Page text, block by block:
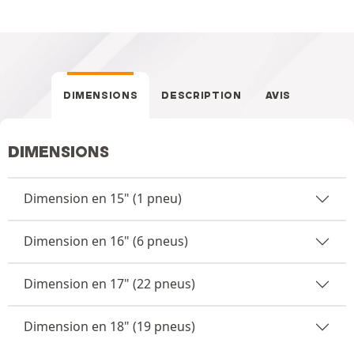
DIMENSIONS DESCRIPTION AVIS
DIMENSIONS
Dimension en 15" (1 pneu)
Dimension en 16" (6 pneus)
Dimension en 17" (22 pneus)
Dimension en 18" (19 pneus)